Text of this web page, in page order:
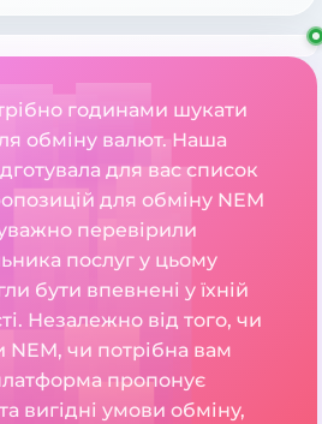
годинами шукати
обміну валют. Наша
для вас список
для обміну NEM
перевірили
послуг у цьому
бути впевнені у їхній
Незалежно від того, чи
NEM, чи потрібна вам
пропонує
вигідні умови обміну,